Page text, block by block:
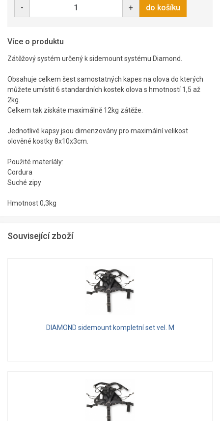
- + do košíku
Více o produktu
Zátěžový systém určený k sidemount systému Diamond.
Obsahuje celkem šest samostatných kapes na olova do kterých
můžete umístit 6 standardních kostek olova s hmotností 1,5 až
2kg.
Celkem tak získáte maximálně 12kg zátěže.
Jednotlivé kapsy jsou dimenzovány pro maximální velikost
olověné kostky 8x10x3cm.
Použité materíály:
Cordura
Suché zipy
Hmotnost 0,3kg
Související zboží
DIAMOND sidemount kompletní set vel. M